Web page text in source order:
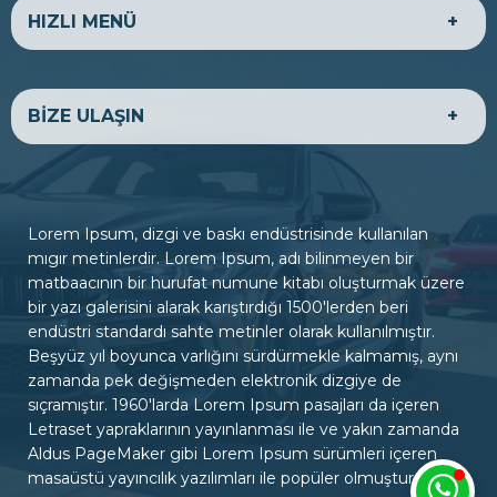
Koltuklar (Hafızalı)
Koltuklar (Ön Isıtmalı)
Koltuklar (Arka Isıtmalı)
Yol Bilgisayarı
Ahşap Kaplama
Head-up Display
Geri Görüş Kamerası
Alaşımlı Jant
Panoramik Cam Tavan
Yağmur Sensörü
DVD Değiştirici
HIZLI MENÜ
HAKKIMIZDA
EKONOMİK ARAÇLAR
LÜKS ARAÇLAR
SATILIK ARAÇLAR
BANKA HESAPLARIMIZ
BİZE ULAŞIN
Firmanıza ait ulaşım ve iletişim bilgilerini tema paneli,
firma bilgileri sayfasından yönetebilirsiniz.
ÇALIŞMA SAATLERİ
Hafta içi : 09:00 - 18:00
Hafta sonu : 10:00 - 15:00
İLETİŞİM
0322 000 00 00
iletisim@siteadresiniz.com
Lorem Ipsum, dizgi ve baskı endüstrisinde kullanılan
mıgır metinlerdir. Lorem Ipsum, adı bilinmeyen bir
matbaacının bir hurufat numune kitabı oluşturmak üzere
bir yazı galerisini alarak karıştırdığı 1500'lerden beri
endüstri standardı sahte metinler olarak kullanılmıştır.
Beşyüz yıl boyunca varlığını sürdürmekle kalmamış, aynı
zamanda pek değişmeden elektronik dizgiye de
sıçramıştır. 1960'larda Lorem Ipsum pasajları da içeren
Letraset yapraklarının yayınlanması ile ve yakın zamanda
Aldus PageMaker gibi Lorem Ipsum sürümleri içeren
masaüstü yayıncılık yazılımları ile popüler olmuştur.